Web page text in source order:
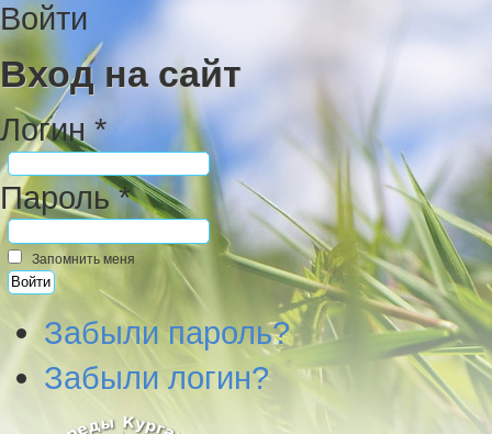
Войти
Вход на сайт
Логин *
Пароль *
Запомнить меня
Забыли пароль?
Забыли логин?